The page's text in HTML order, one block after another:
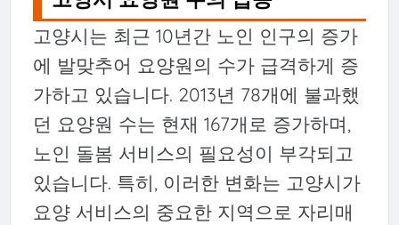
고양시는 최근 10년간 노인 인구의 증가
에 발맞추어 요양원의 수가 급격하게 증
가하고 있습니다. 2013년 78개에 불과했
던 요양원 수는 현재 167개로 증가하며,
노인 돌봄 서비스의 필요성이 부각되고
있습니다. 특히, 이러한 변화는 고양시가
요양 서비스의 중요한 지역으로 자리매